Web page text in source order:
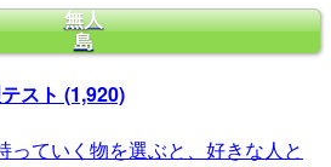
無人
島
スト (1,920)
っていく物を選ぶと、好きな人と